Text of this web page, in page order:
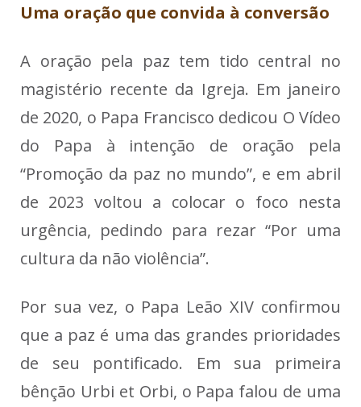
Uma oração que convida à conversão
A oração pela paz tem tido central no
magistério recente da Igreja. Em janeiro
de 2020, o Papa Francisco dedicou O Vídeo
do Papa à intenção de oração pela
“Promoção da paz no mundo”, e em abril
de 2023 voltou a colocar o foco nesta
urgência, pedindo para rezar “Por uma
cultura da não violência”.
Por sua vez, o Papa Leão XIV confirmou
que a paz é uma das grandes prioridades
de seu pontificado. Em sua primeira
bênção Urbi et Orbi, o Papa falou de uma